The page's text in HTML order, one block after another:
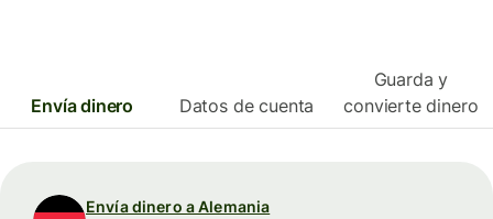
Envía dinero Datos de cuenta
Guarda y
convierte dinero
Envía dinero a Alemania